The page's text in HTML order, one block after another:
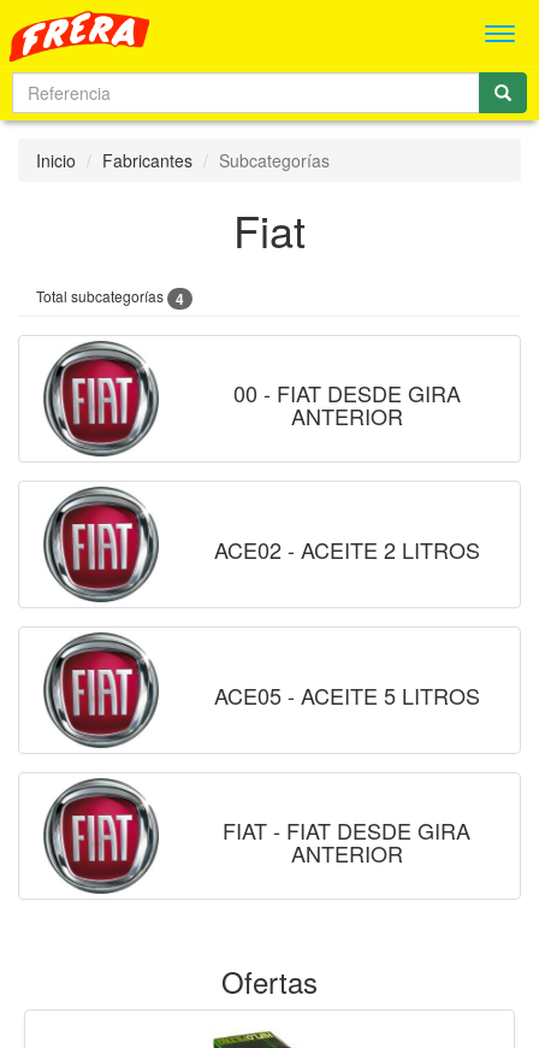
Inicio Fabricantes Subcategorías
Fiat
Total subcategorías 4
00 - FIAT DESDE GIRA
ANTERIOR
ACE02 - ACEITE 2 LITROS
ACE05 - ACEITE 5 LITROS
FIAT - FIAT DESDE GIRA
ANTERIOR
Ofertas